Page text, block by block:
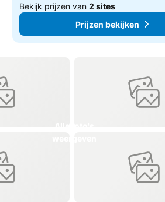
Bekijk prijzen van2 sites
Prijzen bekijken